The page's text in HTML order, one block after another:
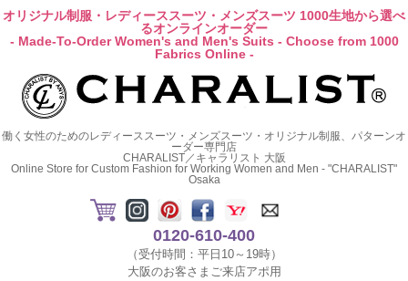
オリジナル制服・レディーススーツ・メンズスーツ 1000生地から選べ
るオンラインオーダー
- Made-To-Order Women's and Men's Suits - Choose from 1000
Fabrics Online -
働く女性のためのレディーススーツ・メンズスーツ・オリジナル制服、パターンオ
ーダー専門店
CHARALIST／キャラリスト 大阪
Online Store for Custom Fashion for Working Women and Men - "CHARALIST"
Osaka
0120-610-400
（受付時間：平日10～19時）
大阪のお客さまご来店アポ用